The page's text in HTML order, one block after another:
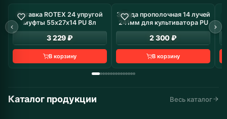
В наличие: 8 шт
Вставка ROTEX 24 упругой
муфты 55х27х14 PU 8л
3 229 ₽
В корзину
В наличие: 10 шт
Звезда прополочная 14 лучей
241мм для культиватора PU
2 300 ₽
В корзину
Каталог продукции Весь каталог
Автомобильные
запчасти
Дорожная
техника
Горнодобывающая
Конвейеры и
Промышленное